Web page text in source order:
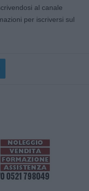
al canale
per iscriversi sul